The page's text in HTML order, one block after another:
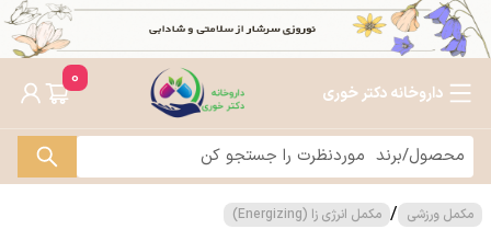
داروخانه دکتر خوری
0
مکمل ورزشی / مکمل انرژی زا (Energizing)